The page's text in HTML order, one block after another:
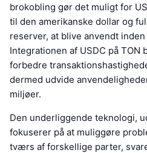
brokobling gør det muligt for
til den amerikanske dollar og
reserver, at blive anvendt
Integrationen af USDC på TON
forbedre
dermed udvide
miljøer.
Den underliggende teknologi,
fokuserer på at muliggøre
tværs af forskellige parter,